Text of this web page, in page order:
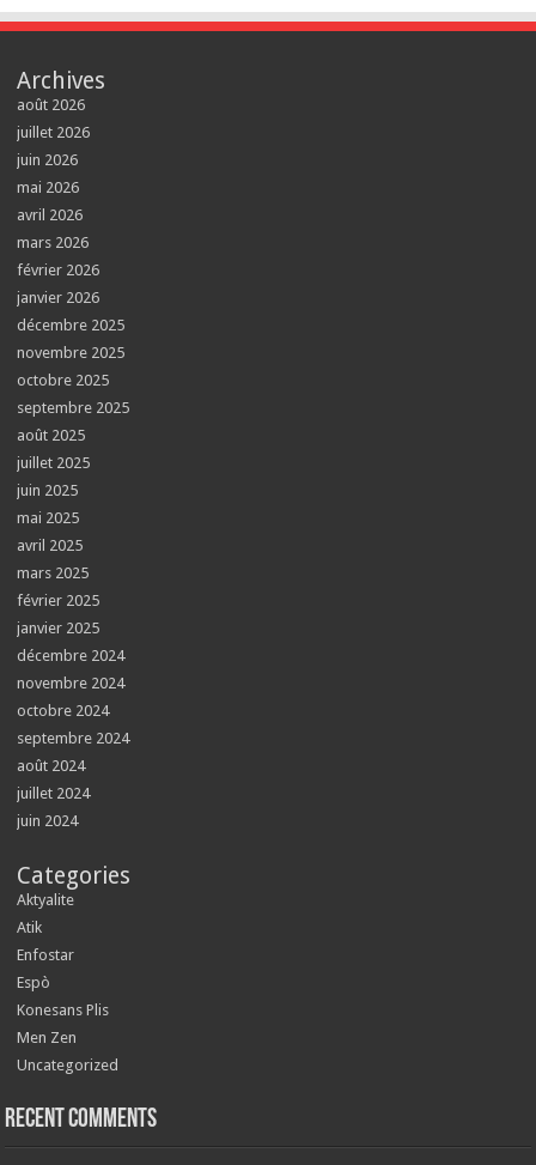
Archives
août 2026
juillet 2026
juin 2026
mai 2026
avril 2026
mars 2026
février 2026
janvier 2026
décembre 2025
novembre 2025
octobre 2025
septembre 2025
août 2025
juillet 2025
juin 2025
mai 2025
avril 2025
mars 2025
février 2025
janvier 2025
décembre 2024
novembre 2024
octobre 2024
septembre 2024
août 2024
juillet 2024
juin 2024
Categories
Aktyalite
Atik
Enfostar
Espò
Konesans Plis
Men Zen
Uncategorized
Recent Comments